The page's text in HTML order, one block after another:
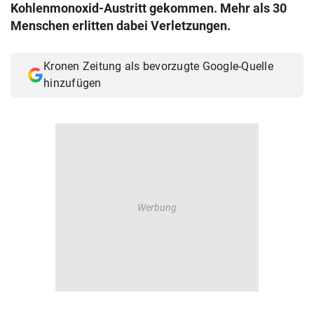
Muthgasse 2, 1190 Wien
Kohlenmonoxid-Austritt gekommen. Mehr als 30
Menschen erlitten dabei Verletzungen.
Kronen Zeitung als bevorzugte Google-Quelle
hinzufügen